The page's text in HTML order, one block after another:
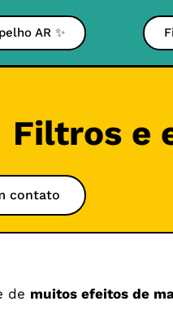
AR ✨
Filtros e
contato
de muitos efeitos de